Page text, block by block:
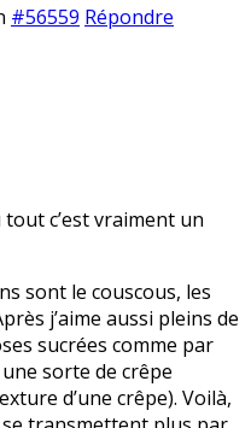
#56559 Répondre
c’est vraiment un
sont le couscous, les
j’aime aussi pleins de
sucrées comme par
sorte de crêpe
d’une crêpe). Voilà,